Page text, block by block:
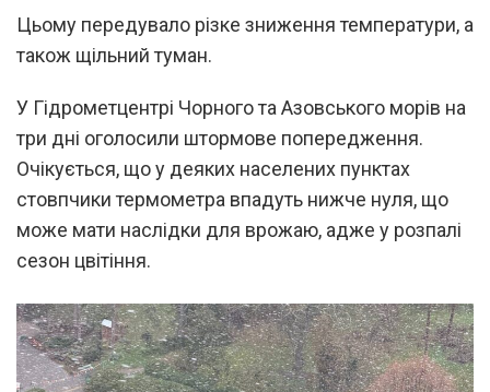
Цьому передувало різке зниження температури, а
також щільний туман.
У Гідрометцентрі Чорного та Азовського морів на
три дні оголосили штормове попередження.
Очікується, що у деяких населених пунктах
стовпчики термометра впадуть нижче нуля, що
може мати наслідки для врожаю, адже у розпалі
сезон цвітіння.